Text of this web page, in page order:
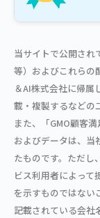
当サイトで公開され
等）およびこれらの
＆AI株式会社に帰属
載・複製するなどの
また、「GMO顧客
およびデータは、当
たものです。ただし
ビス利用者によって
を示すものではない
記載されている会社